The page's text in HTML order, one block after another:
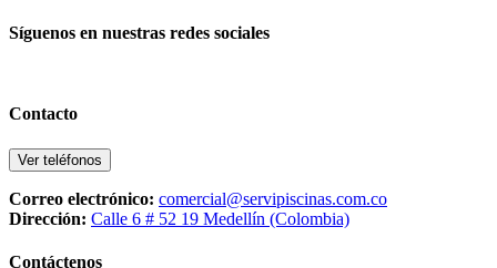
Síguenos en nuestras redes sociales
Contacto
Ver teléfonos
Correo electrónico: comercial@servipiscinas.com.co
Dirección: Calle 6 # 52 19 Medellín (Colombia)
Contáctenos